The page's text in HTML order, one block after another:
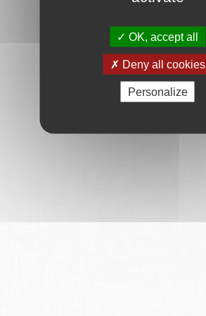
OK, accept all
Deny all cookies
Personalize